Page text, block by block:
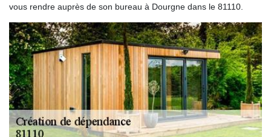
vous rendre auprès de son bureau à Dourgne dans le 81110.